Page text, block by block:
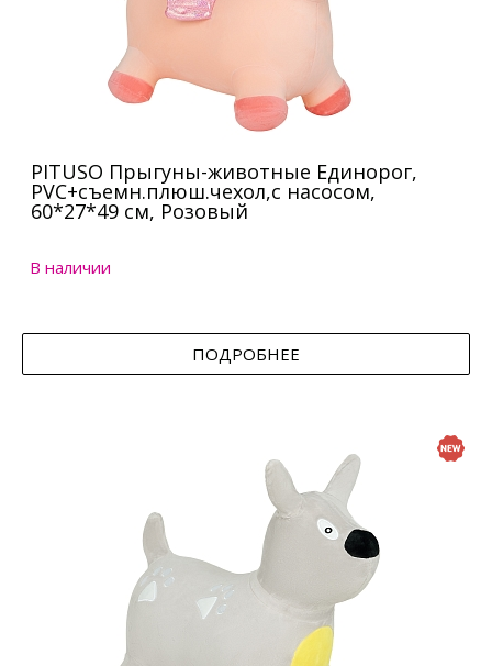
PITUSO Прыгуны-животные Единорог,
PVC+съемн.плюш.чехол,с насосом,
60*27*49 см, Розовый
В наличии
ПОДРОБНЕЕ